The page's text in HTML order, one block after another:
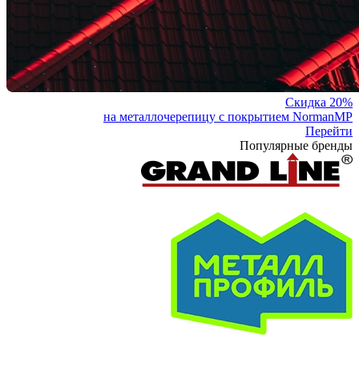
Скидка 20%
на металлочерепицу с покрытием NormanMP
Перейти
Популярные бренды